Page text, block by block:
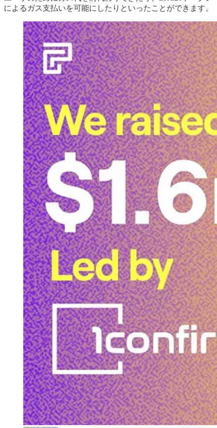
によるガス支払いを可能にしたりといったことができます。